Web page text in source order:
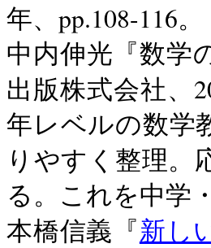
年、 pp.108-116。
中内伸光『数学
出版株式会社、
年レベルの数学
りやすく整理。
る。これを中学
本橋信義『新し